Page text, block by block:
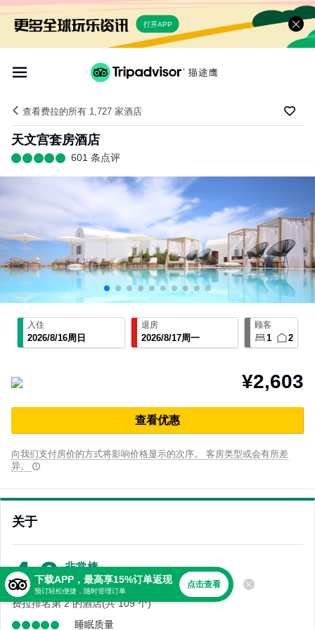
打开APP
查看费拉的所有 1,727 家酒店
天文宫套房酒店
601 条点评
¥2,603
查⁠看优⁠惠
向我们支付房价的方式将影响价格显示的次序。 客房类型或会有所差
异。
入住
2026/8/16周日
退房
2026/8/17周一
顾客
1 2
关于
4.9 非常棒
601 条点评
费拉排名第 2 的酒店(共 109 个)
睡眠质量
下载APP，最高享15%订单返现
预订轻松便捷，随时管理订单
点击查看